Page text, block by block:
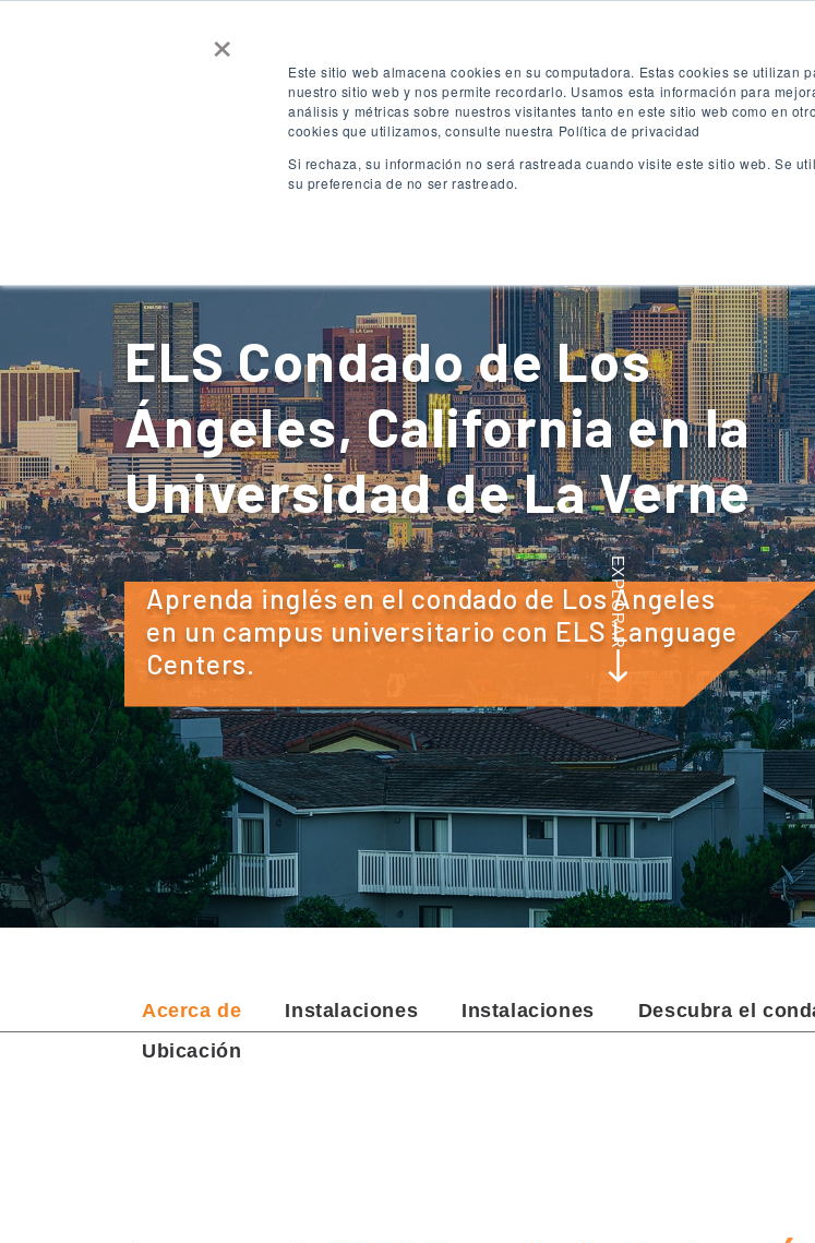
×
Este sitio web almacena cookies en su computadora. Estas cookies se utilizan
nuestro sitio web y nos permite recordarlo. Usamos esta información para
análisis y métricas sobre nuestros visitantes tanto en este sitio web como en
cookies que utilizamos, consulte nuestra Política de privacidad
Si rechaza, su información no será rastreada cuando visite este sitio web. Se
su preferencia de no ser rastreado.
ES
Destinos Programas de ingles
ELS Condado de Los
Ángeles, California en la
Universidad de La Verne
Aprenda inglés en el condado de Los Ángeles
en un campus universitario con ELS Language
Centers.
EXPLORAR
Acerca de Instalaciones Instalaciones Descubra el
Ubicación